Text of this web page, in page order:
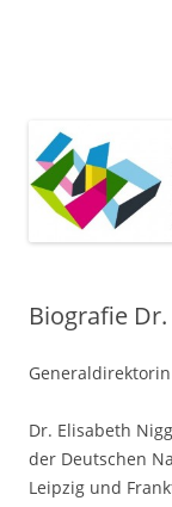
Biografie
Dr. Elisabeth
der Deutschen
Leipzig und